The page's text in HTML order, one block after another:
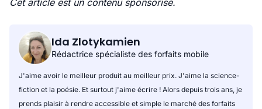
Cet article est un contenu sponsorisé.
Ida Zlotykamien
Rédactrice spécialiste des forfaits mobile
J'aime avoir le meilleur produit au meilleur prix. J'aime la science-
fiction et la poésie. Et surtout j'aime écrire ! Alors depuis trois ans, je
prends plaisir à rendre accessible et simple le marché des forfaits